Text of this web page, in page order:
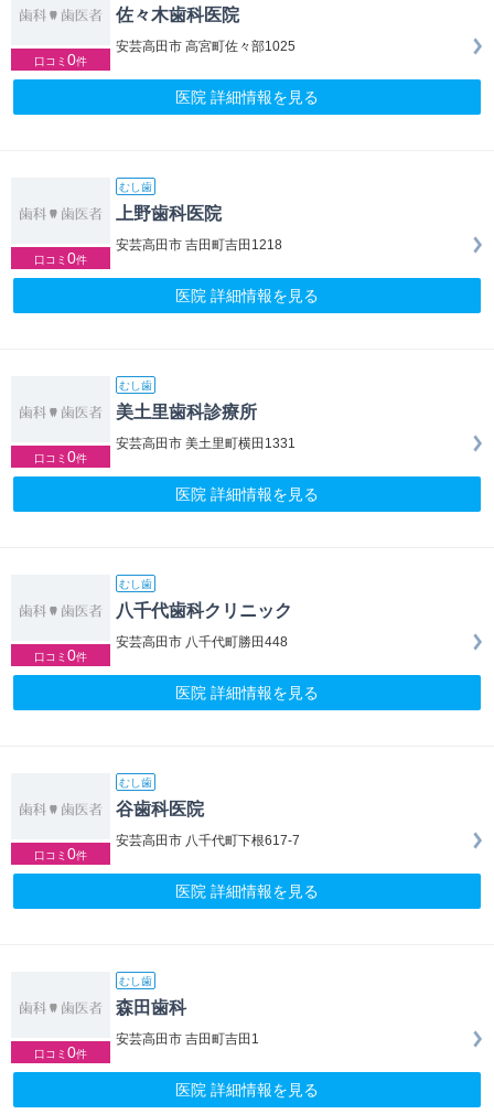
口コミ 0件
佐々木歯科医院
安芸高田市 高宮町佐々部1025
医院 詳細情報を見る
口コミ 0件
むし歯
上野歯科医院
安芸高田市 吉田町吉田1218
医院 詳細情報を見る
口コミ 0件
むし歯
美土里歯科診療所
安芸高田市 美土里町横田1331
医院 詳細情報を見る
口コミ 0件
むし歯
八千代歯科クリニック
安芸高田市 八千代町勝田448
医院 詳細情報を見る
口コミ 0件
むし歯
谷歯科医院
安芸高田市 八千代町下根617-7
医院 詳細情報を見る
口コミ 0件
むし歯
森田歯科
安芸高田市 吉田町吉田1
医院 詳細情報を見る